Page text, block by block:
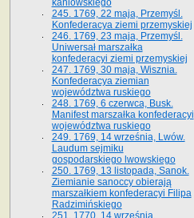
kaniowskiego
245. 1769, 22 maja, Przemyśl.
Konfederacya ziemi przemyskiej
246. 1769, 23 maja, Przemyśl.
Uniwersał marszałka
konfederacyi ziemi przemyskiej
247. 1769, 30 maja, Wisznia.
Konfederacya ziemian
województwa ruskiego
248. 1769, 6 czerwca, Busk.
Manifest marszałka konfederacyi
województwa ruskiego
249. 1769, 14 września, Lwów.
Laudum sejmiku
gospodarskiego lwowskiego
250. 1769, 13 listopada, Sanok.
Ziemianie sanoccy obierają
marszałkiem konfederacyi Filipa
Radzimińskiego
251. 1770, 14 września,